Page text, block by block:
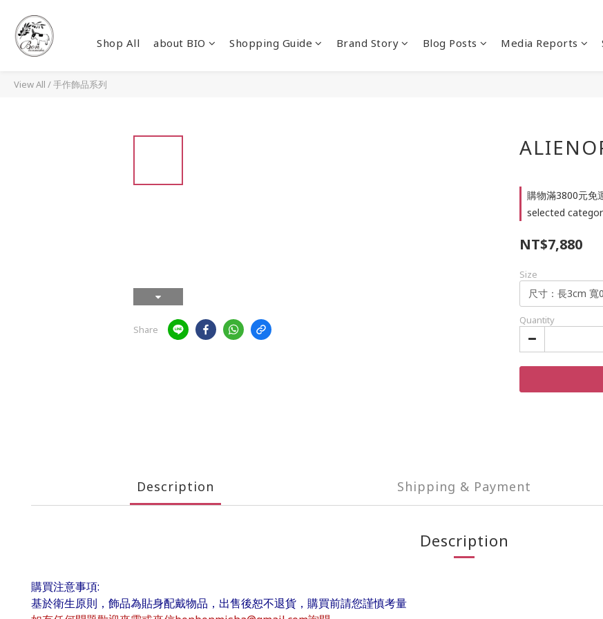
Shop All about BIO Shopping Guide Brand Story Blog Posts Media Reports
View All /手作飾品系列
Share
購物滿3800元免
selected
NT$7,880
Size
Quantity
Description Shipping & Payment
Description
購買注意事項:
基於衛生原則，飾品為貼身配戴物品，出售後恕不退貨，購買前請您謹慎考量